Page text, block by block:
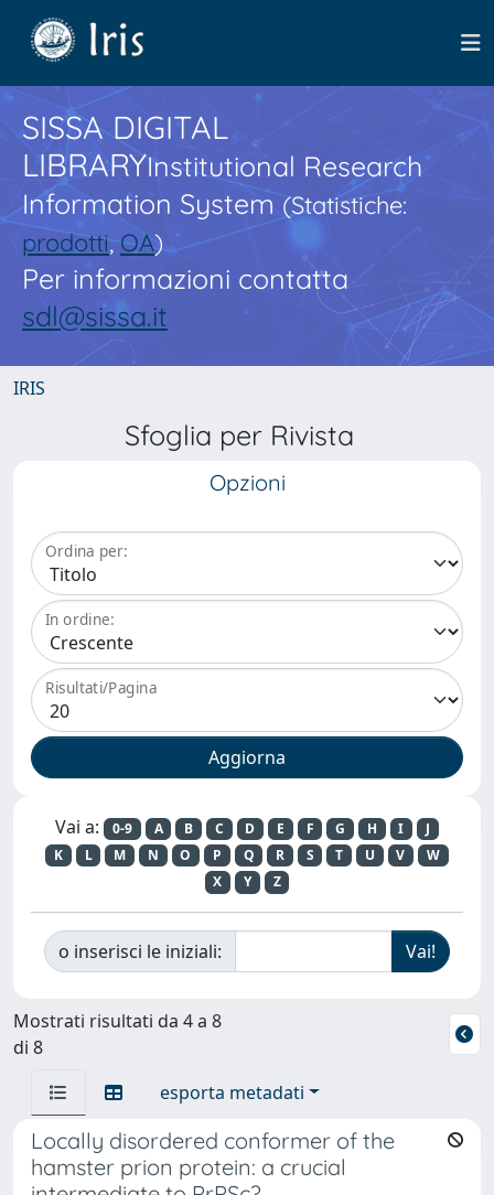
SISSA DIGITAL
LIBRARYInstitutional Research
Information System(Statistiche:
prodotti,OA)
Per informazioni contatta
sdl@sissa.it
IRIS
Sfoglia per Rivista
Opzioni
Ordina per:
In ordine:
Risultati/Pagina
Vai a: 0-9 A B C D E F G H I
J
K
L M N O P Q R S T U V
W
X
Y Z
o inserisci le iniziali:
Mostrati risultati da 4 a 8
di 8
esporta metadati
Locally disordered conformer of the
hamster prion protein: a crucial